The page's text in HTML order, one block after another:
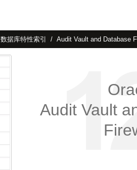
数据库特性索引 Audit Vault and Database
Audit Vault